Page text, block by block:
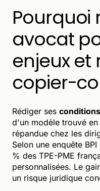
Pourquoi
avocat
enjeux et
copier-
Rédiger ses
d'un modèle trouvé
répandue chez les
Selon une enquête
% des TPE-PME
personnalisées. Le
un risque juridique